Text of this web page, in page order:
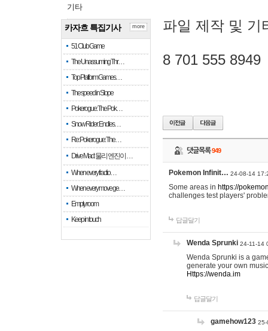
기타
카자흐 특집기사
51 Club Game
The Unassuming Thr…
Top Platform Games…
The speed in Slope
Pokerogue: The Pok…
Snow Rider: Endles…
Re: Pokerogue: The…
Drive Mad: 물리 엔진이 …
When every fractio…
When every move ge…
Empty room
Keep in touch
more 파일 제작 및 기
8 701 555 8949
댓글목록949
Pokemon Infinit… 24-08-14
Some areas in https://
challenges test players'
답글달기
Wenda Sprunki 24-11-14
Wenda Sprunki is a
generate your own
Https://wenda.im
답글달기
gamehow123 25-